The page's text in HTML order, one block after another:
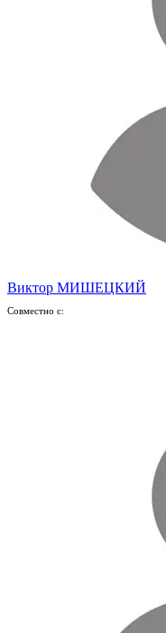
Виктор МИШЕЦКИЙ
Совместно с: